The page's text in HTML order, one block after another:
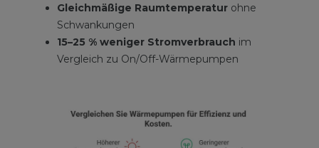
Gleichmäßige Raumtemperatur ohne
Schwankungen
15–25 % weniger Stromverbrauch im
Vergleich zu On/Off-Wärmepumpen